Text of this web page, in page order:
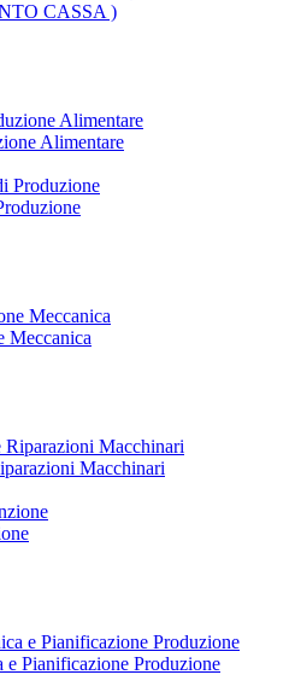
CASSA )
Alimentare
Meccanica
Macchinari
Pianificazione Produzione